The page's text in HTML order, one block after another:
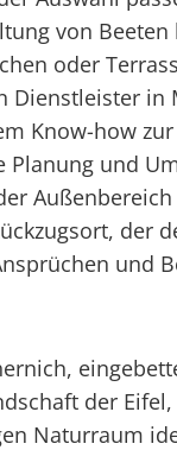
von
oder
Dienstleister in
Know-how zur
Planung und
der
und
der
Naturraum